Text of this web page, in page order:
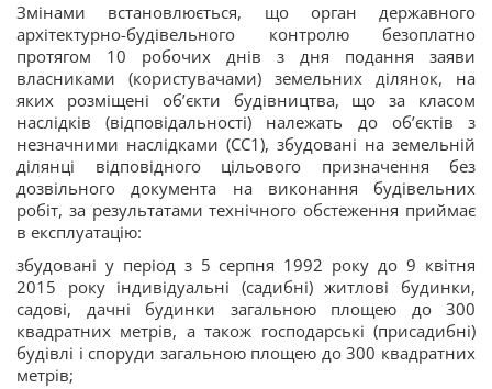
Змінами встановлюється, що орган державного
архітектурно-будівельного контролю безоплатно
протягом 10 робочих днів з дня подання заяви
власниками (користувачами) земельних ділянок, на
яких розміщені об’єкти будівництва, що за класом
наслідків (відповідальності) належать до об’єктів з
незначними наслідками (СС1), збудовані на земельній
ділянці відповідного цільового призначення без
дозвільного документа на виконання будівельних
робіт, за результатами технічного обстеження приймає
в експлуатацію:
збудовані у період з 5 серпня 1992 року до 9 квітня
2015 року індивідуальні (садибні) житлові будинки,
садові, дачні будинки загальною площею до 300
квадратних метрів, а також господарські (присадибні)
будівлі і споруди загальною площею до 300 квадратних
метрів;